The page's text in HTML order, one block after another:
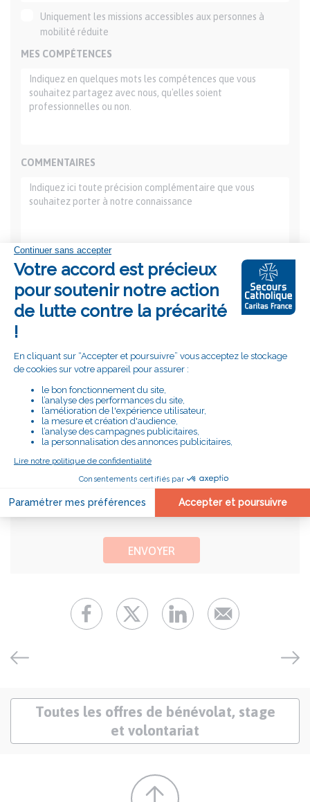
Uniquement les missions accessibles aux personnes à
mobilité réduite
MES COMPÉTENCES
COMMENTAIRES
Ajouter une pièce jointe
Les fichiers doivent peser moins de 5 Mo. Extensions autorisées
: rtf pdf doc docx odt.
*informations requises
En soumettant ce formulaire, j'accepte que le Secours
Catholique exploite les informations que j'ai saisies afin
de me répondre et / ou de m'adresser les informations
que j'ai demandées.
Pour connaitre et exercer vos droits, notamment de
retrait de votre consentement à l'utilisation des données
politique de gestion des données personnelles .
ENVOYER
Lien
offres
Toutes les offres de bénévolat, stage
et volontariat